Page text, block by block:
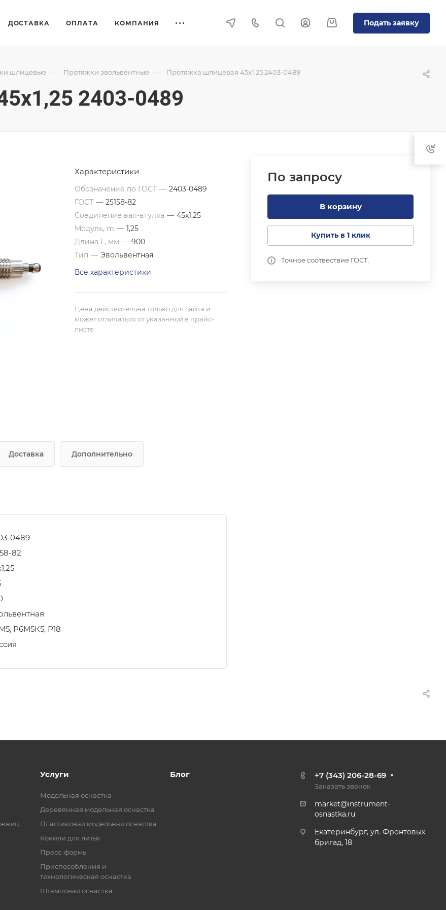
ДОСТАВКА ОПЛАТА КОМПАНИЯ Подать заявку
шлицевые — Протяжки эвольвентные — Протяжка шлицевая 45x1,25 2403-0489
2403-0489
По запросу
В корзину
Купить в 1 клик
Точное соотвествие ГОСТ.
Характеристики
Обозначение по ГОСТ — 2403-0489
ГОСТ — 25158-82
Соединение вал-втулка — 45х1,25
Модуль, m — 1,25
Длина L, мм — 900
Тип — Эвольвентная
Все характеристики
Цена действительна только для сайта и
может отличаться от указанной в прайс-
листе
Доставка Дополнительно
0489
82
Р6М5К5, Р18
Услуги
Модельная оснастка
Деревянная модельная оснастка
Пластиковая модельная оснастка
Кокили для литья
Пресс-формы
Приспособления и
технологическая оснастка
Штамповая оснастка
Блог +7 (343) 206-28-69
Заказать звонок
market@instrument-
osnastka.ru
Екатеринбург, ул. Фронтовых
бригад, 18